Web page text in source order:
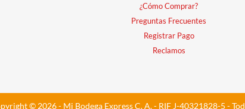
¿Cómo Comprar?
Preguntas Frecuentes
Registrar Pago
Reclamos
© 2026 - Mi Bodega Express C. A. - RIF J-40321828-5 -